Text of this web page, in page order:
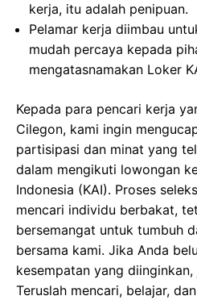
kerja, itu adalah penipuan.
Pelamar kerja diimbau
mudah percaya kepada
mengatasnamakan Loker
Kepada para pencari kerja
Cilegon, kami ingin
partisipasi dan minat yang
dalam mengikuti lowongan
Indonesia (KAI). Proses
mencari individu berbakat,
bersemangat untuk tumbuh
bersama kami. Jika Anda
kesempatan yang
Teruslah mencari, belajar,